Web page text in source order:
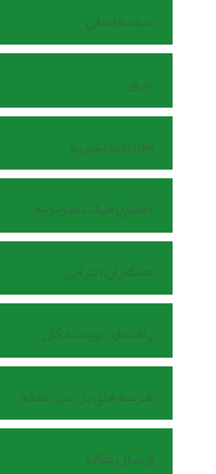
صفحه اصلی
مرور
اطلاعات نشریه
اعضای هیات تحریریه
همکاران اجرایی
راهنمای نویسندگان
هزینه های بررسی مقاله
ارسال مقاله